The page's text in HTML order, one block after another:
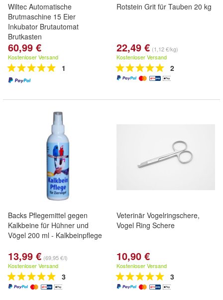
Wiltec Automatische
Brutmaschine 15 Eier
Inkubator Brutautomat
Brutkasten
60,99 €
Kostenloser Versand
1
Rotstein Grit für Tauben 20 kg
22,49 € (1,12 €/kg)
Kostenloser Versand
2
Backs Pflegemittel gegen
Kalkbeine für Hühner und
Vögel 200 ml - Kalkbeinpflege
13,99 € (69,95 €/l)
Kostenloser Versand
3
Veterinär Vogelringschere,
Vogel Ring Schere
10,90 €
Kostenloser Versand
3